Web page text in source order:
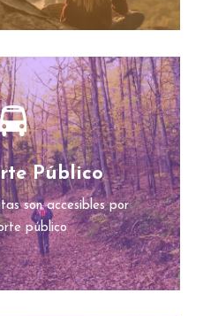
Público
son accesibles por
público